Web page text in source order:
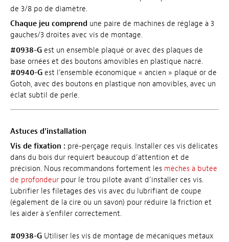
de 3/8 po de diamètre.
Chaque jeu comprend une paire de machines de réglage à 3
gauches/3 droites avec vis de montage.
#0938-G est un ensemble plaqué or avec des plaques de
base ornées et des boutons amovibles en plastique nacré.
#0940-G est l’ensemble économique « ancien » plaqué or de
Gotoh, avec des boutons en plastique non amovibles, avec un
éclat subtil de perle.
Astuces d’installation
Vis de fixation : pré-perçage requis. Installer ces vis délicates
dans du bois dur requiert beaucoup d’attention et de
précision. Nous recommandons fortement les mèches à butée
de profondeur pour le trou pilote avant d’installer ces vis.
Lubrifier les filetages des vis avec du lubrifiant de coupe
(également de la cire ou un savon) pour réduire la friction et
les aider à s’enfiler correctement.
#0938-G Utiliser les vis de montage de mécaniques métaux